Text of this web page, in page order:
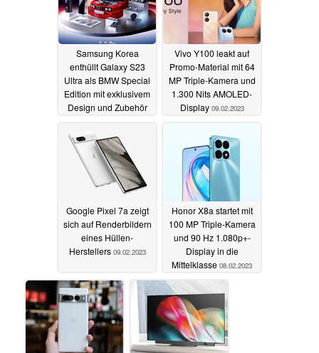
Samsung Korea
enthüllt Galaxy S23
Ultra als BMW Special
Edition mit exklusivem
Design und Zubehör
Vivo Y100 leakt auf
Promo-Material mit 64
MP Triple-Kamera und
1.300 Nits AMOLED-
Display 09.02.2023
Google Pixel 7a zeigt
sich auf Renderbildern
eines Hüllen-
Herstellers 09.02.2023
Honor X8a startet mit
100 MP Triple-Kamera
und 90 Hz 1.080p+-
Display in die
Mittelklasse 08.02.2023